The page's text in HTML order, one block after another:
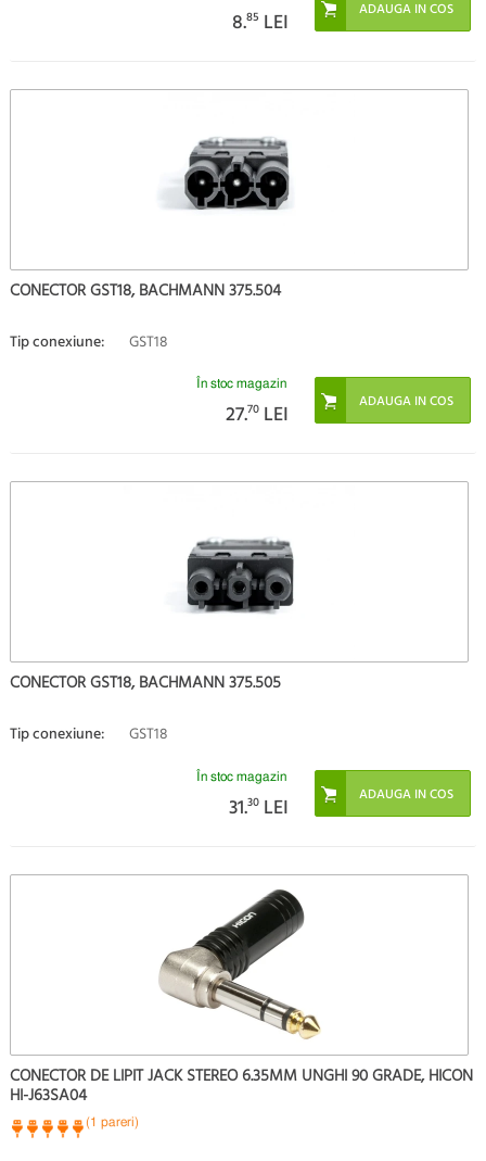
8.85 LEI
CONECTOR GST18, BACHMANN 375.504
Tip conexiune: GST18
În stoc magazin
27.70 LEI
CONECTOR GST18, BACHMANN 375.505
Tip conexiune: GST18
În stoc magazin
31.30 LEI
CONECTOR DE LIPIT JACK STEREO 6.35MM UNGHI 90 GRADE, HICON
HI-J63SA04
(1 pareri)